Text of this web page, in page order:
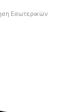
Εσωτερικών